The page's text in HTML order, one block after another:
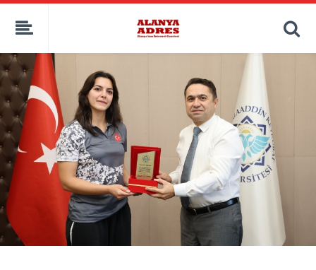
kaçak bahis
deneme bonusu
canlı bahis siteleri
deneme bonusu veren siteler
bahis siteleri
porno izle